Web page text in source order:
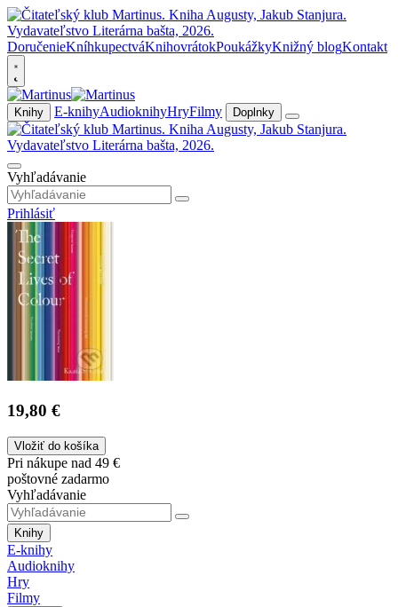
DoručenieKníhkupectváKnihovrátokPoukážkyKnižný blogKontakt
Knihy E-knihyAudioknihyHryFilmy Doplnky
Vyhľadávanie
Prihlásiť
19,80 €
Vložiť do košíka
Pri nákupe nad 49 €
poštovné zadarmo
Vyhľadávanie
Knihy
E-knihy
Audioknihy
Hry
Filmy